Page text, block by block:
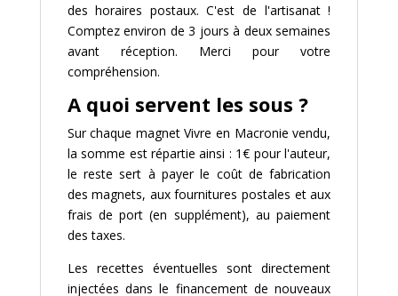
des horaires postaux. C'est de l'artisanat !
Comptez environ de 3 jours à deux semaines
avant réception. Merci pour votre
compréhension.
A quoi servent les sous ?
Sur chaque magnet Vivre en Macronie vendu,
la somme est répartie ainsi : 1€ pour l'auteur,
le reste sert à payer le coût de fabrication
des magnets, aux fournitures postales et aux
frais de port (en supplément), au paiement
des taxes.
Les recettes éventuelles sont directement
injectées dans le financement de nouveaux